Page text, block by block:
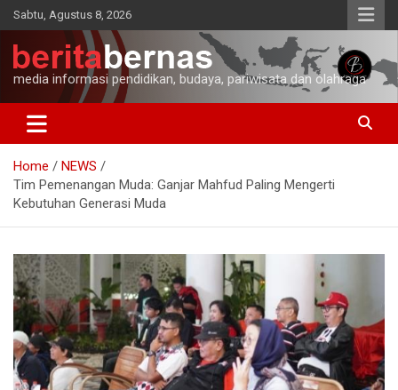
Skip
to
content
Sabtu, Agustus 8, 2026
media informasi pendidikan, budaya, pariwisata dan olahraga
Home
NEWS
Tim Pemenangan Muda: Ganjar Mahfud Paling Mengerti
Kebutuhan Generasi Muda